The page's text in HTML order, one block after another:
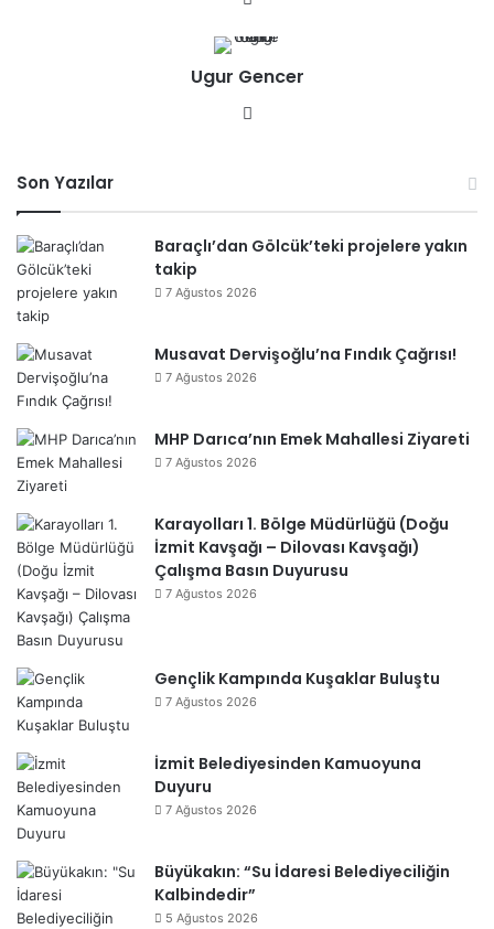
sit
esi
Ugur Gencer
Son Yazılar
Baraçlı’dan Gölcük’teki projelere yakın
takip
7 Ağustos 2026
Musavat Dervişoğlu’na Fındık Çağrısı!
7 Ağustos 2026
MHP Darıca’nın Emek Mahallesi Ziyareti
7 Ağustos 2026
Karayolları 1. Bölge Müdürlüğü (Doğu
İzmit Kavşağı – Dilovası Kavşağı)
Çalışma Basın Duyurusu
7 Ağustos 2026
Gençlik Kampında Kuşaklar Buluştu
7 Ağustos 2026
İzmit Belediyesinden Kamuoyuna
Duyuru
7 Ağustos 2026
Büyükakın: “Su İdaresi Belediyeciliğin
Kalbindedir”
5 Ağustos 2026